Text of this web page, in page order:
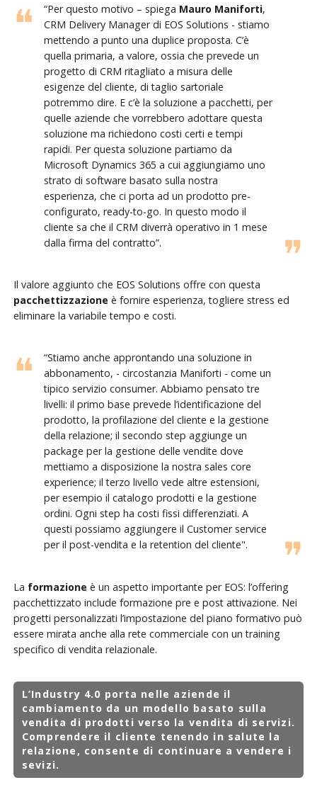
“Per questo motivo – spiega Mauro Maniforti,
CRM Delivery Manager di EOS Solutions - stiamo
mettendo a punto una duplice proposta. C’è
quella primaria, a valore, ossia che prevede un
progetto di CRM ritagliato a misura delle
esigenze del cliente, di taglio sartoriale
potremmo dire. E c’è la soluzione a pacchetti, per
quelle aziende che vorrebbero adottare questa
soluzione ma richiedono costi certi e tempi
rapidi. Per questa soluzione partiamo da
Microsoft Dynamics 365 a cui aggiungiamo uno
strato di software basato sulla nostra
esperienza, che ci porta ad un prodotto pre-
configurato, ready-to-go. In questo modo il
cliente sa che il CRM diverrà operativo in 1 mese
dalla firma del contratto”.
Il valore aggiunto che EOS Solutions offre con questa
pacchettizzazione è fornire esperienza, togliere stress ed
eliminare la variabile tempo e costi.
“Stiamo anche approntando una soluzione in
abbonamento, - circostanzia Maniforti - come un
tipico servizio consumer. Abbiamo pensato tre
livelli: il primo base prevede l’identificazione del
prodotto, la profilazione del cliente e la gestione
della relazione; il secondo step aggiunge un
package per la gestione delle vendite dove
mettiamo a disposizione la nostra sales core
experience; il terzo livello vede altre estensioni,
per esempio il catalogo prodotti e la gestione
ordini. Ogni step ha costi fissi differenziati. A
questi possiamo aggiungere il Customer service
per il post-vendita e la retention del cliente".
La formazione è un aspetto importante per EOS: l’offering
pacchettizzato include formazione pre e post attivazione. Nei
progetti personalizzati l’impostazione del piano formativo può
essere mirata anche alla rete commerciale con un training
specifico di vendita relazionale.
L’Industry 4.0 porta nelle aziende il
cambiamento da un modello basato sulla
vendita di prodotti verso la vendita di servizi.
Comprendere il cliente tenendo in salute la
relazione, consente di continuare a vendere i
sevizi.